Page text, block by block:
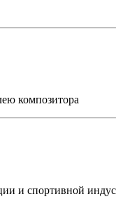
композитора
и спортивной